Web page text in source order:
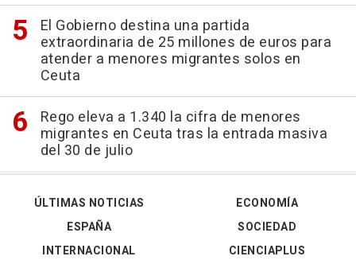
El Gobierno destina una partida
extraordinaria de 25 millones de euros para
atender a menores migrantes solos en
Ceuta
Rego eleva a 1.340 la cifra de menores
migrantes en Ceuta tras la entrada masiva
del 30 de julio
ÚLTIMAS NOTICIAS
ESPAÑA
INTERNACIONAL
ECONOMÍA
SOCIEDAD
CIENCIAPLUS